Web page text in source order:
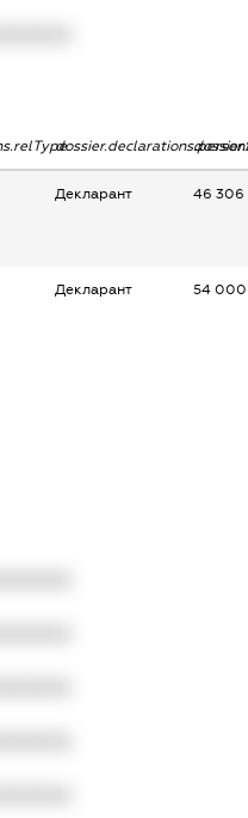
Декларант 46 306
Декларант 54 000